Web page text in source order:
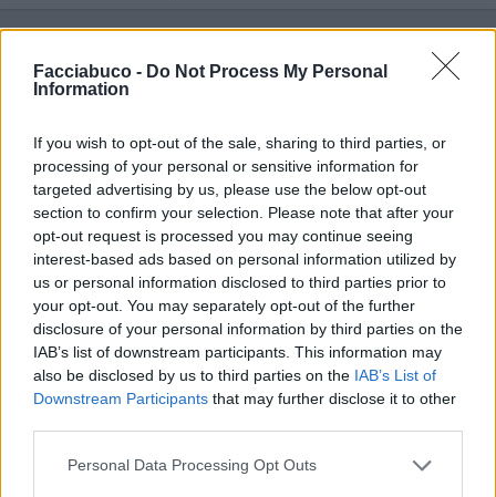
Facciabuco - Do Not Process My Personal
Information
If you wish to opt-out of the sale, sharing to third parties, or
processing of your personal or sensitive information for
targeted advertising by us, please use the below opt-out
section to confirm your selection. Please note that after your
opt-out request is processed you may continue seeing
interest-based ads based on personal information utilized by
us or personal information disclosed to third parties prior to
your opt-out. You may separately opt-out of the further
disclosure of your personal information by third parties on the
IAB’s list of downstream participants. This information may
also be disclosed by us to third parties on the IAB’s List of
Downstream Participants that may further disclose it to other
Personal Data Processing Opt Outs
Vaccata
Blackfairy livello 12
21 Aprile- 5.377 visualizzazioni
Iniziamo bene
Gnegne gne gne e gne 😁
Buongiorno ☕😉